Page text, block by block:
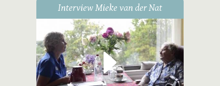
Interview Mieke van der Nat